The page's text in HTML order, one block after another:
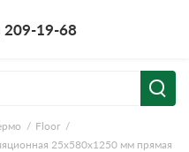
209-19-68
Floor
25х580х1250 мм прямая